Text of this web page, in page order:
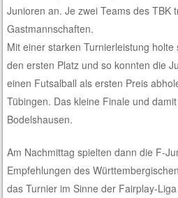
Junioren an. Je zwei Teams des TBK
Gastmannschaften.
Mit einer starken Turnierleistung
den ersten Platz und so konnten die
einen Futsalball als ersten Preis
Tübingen. Das kleine Finale und
Bodelshausen.
Am Nachmittag spielten dann die F-
Empfehlungen des
das Turnier im Sinne der Fairplay-